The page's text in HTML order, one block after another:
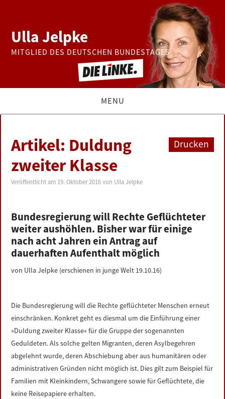
Ulla Jelpke
MITGLIED DES DEUTSCHEN BUNDESTAGES
MENU
BUNDESTAG
PRESSE
LINKS
Drucken
Artikel: Duldung
zweiter Klasse
Veröffentlicht am 19. Oktober 2016 von Ulla Jelpke
Bundesregierung will Rechte Geflüchteter
weiter aushöhlen. Bisher war für einige
nach acht Jahren ein Antrag auf
dauerhaften Aufenthalt möglich
von Ulla Jelpke (erschienen in junge Welt 19.10.16)
Die Bundesregierung will die Rechte geflüchteter Menschen erneut
einschränken. Konkret geht es diesmal um die Einführung einer
»Duldung zweiter Klasse« für die Gruppe der sogenannten
Geduldeten. Als solche gelten Migranten, deren Asylbegehren
abgelehnt wurde, deren Abschiebung aber aus humanitären oder
administrativen Gründen nicht möglich ist. Dies gilt zum Beispiel für
Familien mit Kleinkindern, Schwangere sowie für Geflüchtete, die
keine Reisepapiere erhalten.